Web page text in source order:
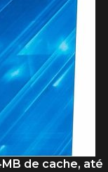
de cache, até